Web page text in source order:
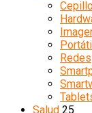
Redes
Salud 25